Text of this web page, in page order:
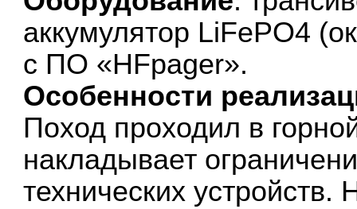
аккумулятор LiFePO4
с ПО «HFpager».
Особенности
Поход проходил в
накладывает
технических